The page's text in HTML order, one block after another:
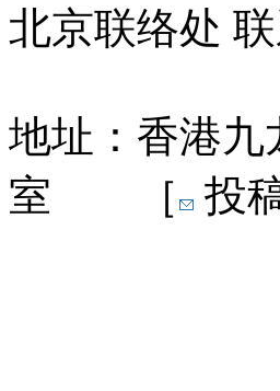
北京联络处
地址：香港九
室 ［
投